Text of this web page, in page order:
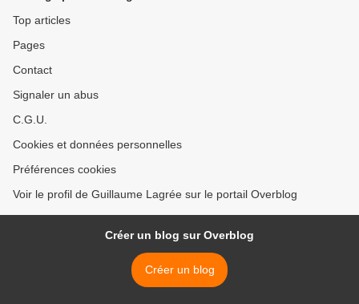
Top articles
Pages
Contact
Signaler un abus
C.G.U.
Cookies et données personnelles
Préférences cookies
Voir le profil de Guillaume Lagrée sur le portail Overblog
Créer un blog sur Overblog
Créer un blog